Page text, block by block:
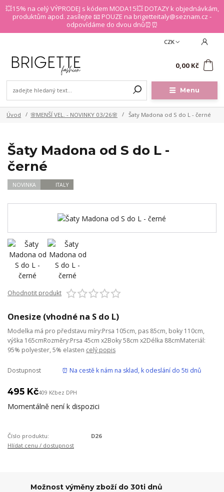
💥15% na celý VÝPRODEJ s kódem MODA15💥 DOTAZY k objednávkám,
produktům apod. zasílejte 📧 POUZE na brigetteitaly@seznam.cz -
odpovídáme do dvou dnů⏰⏰
Menu
CZK
0,00 Kč
Úvod 🌸MENŠÍ VEL. - NOVINKY 03/26🌸 Šaty Madona od S do L - černé
Šaty Madona od S do L -
černé
NOVINKA ITALY
Ohodnotit produkt
Onesize (vhodné na S do L)
Modelka má pro představu míry:Prsa 105cm, pas 85cm, boky 110cm,
výška 165cmRozměry:Prsa 45cm x2Boky 58cm x2Délka 88cmMateriál:
95% polyester, 5% elasten celý popis
Dostupnost ⏰ Na cestě k nám na sklad, k odeslání do 5ti dnů
495 Kč409 Kčbez DPH
Momentálně není k dispozici
Číslo produktu:
D26
Hlídat cenu / dostupnost
Možnost výměny zboží do 30ti dnů